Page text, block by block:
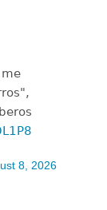
8, 2026